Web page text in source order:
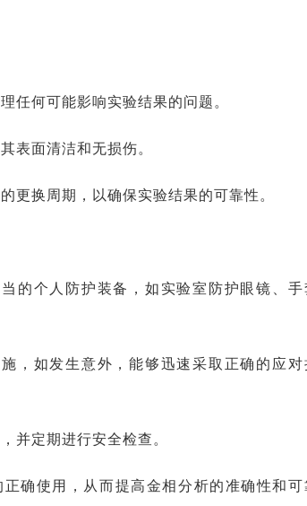
任何可能影响实验结果的问题。
表面清洁和无损伤。
更换周期，以确保实验结果的可靠性。
的个人防护装备，如实验室防护眼镜、手
，如发生意外，能够迅速采取正确的应对
并定期进行安全检查。
确使用，从而提高金相分析的准确性和可